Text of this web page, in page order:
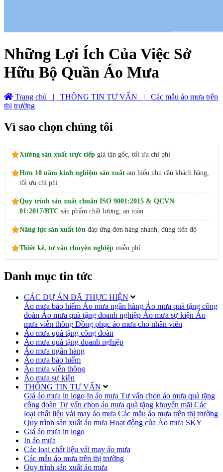
Những Lợi Ích Của Việc Sở
Hữu Bộ Quần Áo Mưa
Trang chủ | THÔNG TIN TƯ VẤN
| Các mẫu áo mưa trên
thị trường
Vì sao chọn chúng tôi
Xưởng sản xuất trực tiếp giá tận gốc, tối ưu chi phí
Hơn 10 năm kinh nghiệm sản xuất am hiểu nhu cầu khách hàng,
tối ưu chi phí
Quy trình sản xuất chuẩn ISO 9001:2015 & QCVN
01:2017/BTC sản phẩm chất lượng, an toàn
Năng lực sản xuất lớn đáp ứng đơn hàng nhanh, đúng tiến độ
Thiết kế, tư vấn chuyên nghiệp miễn phí
Danh mục tin tức
CÁC DỰ ÁN ĐÃ THỰC HIỆN
Áo mưa bảo hiểm Áo mưa ngân hàng Áo mưa quà tặng công
đoàn Áo mưa quà tặng doanh nghiệp Áo mưa sự kiện Áo
mưa viễn thông Đồng phục áo mưa cho nhân viên
Áo mưa quà tặng công đoàn
Áo mưa quà tặng doanh nghiệp
Áo mưa ngân hàng
Áo mưa bảo hiểm
Áo mưa viễn thông
Áo mưa sự kiện
THÔNG TIN TƯ VẤN
Giá áo mưa in logo In áo mưa Tư vấn chọn áo mưa quà tặng
công đoàn Tư vấn chọn áo mưa quà tặng khuyến mãi Các
loại chất liệu vải may áo mưa Các mẫu áo mưa trên thị trường
Quy trình sản xuất áo mưa Hoạt động của Áo mưa SKY
Giá áo mưa in logo
In áo mưa
Các loại chất liệu vải may áo mưa
Các mẫu áo mưa trên thị trường
Quy trình sản xuất áo mưa